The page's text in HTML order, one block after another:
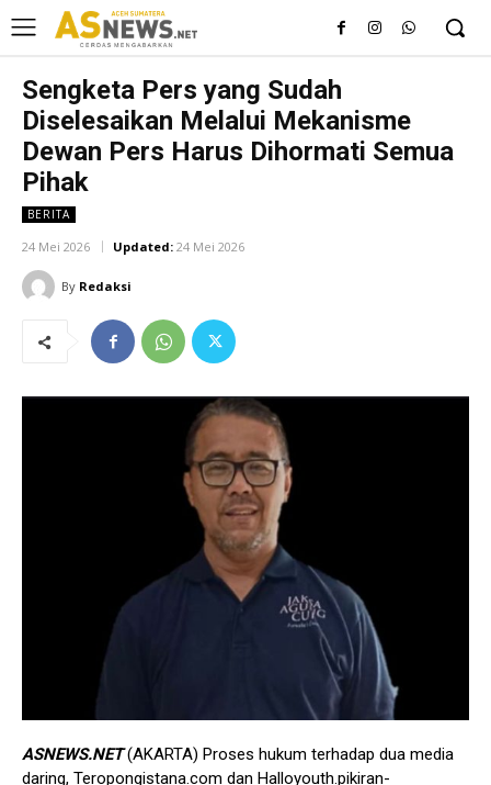
Sengketa Pers yang Sudah
Diselesaikan Melalui Mekanisme
Dewan Pers Harus Dihormati Semua
Pihak
BERITA
24 Mei 2026 Updated: 24 Mei 2026
By Redaksi
ASNEWS.NET(AKARTA) Proses hukum terhadap dua media
daring, Teropongistana.com dan Halloyouth.pikiran-